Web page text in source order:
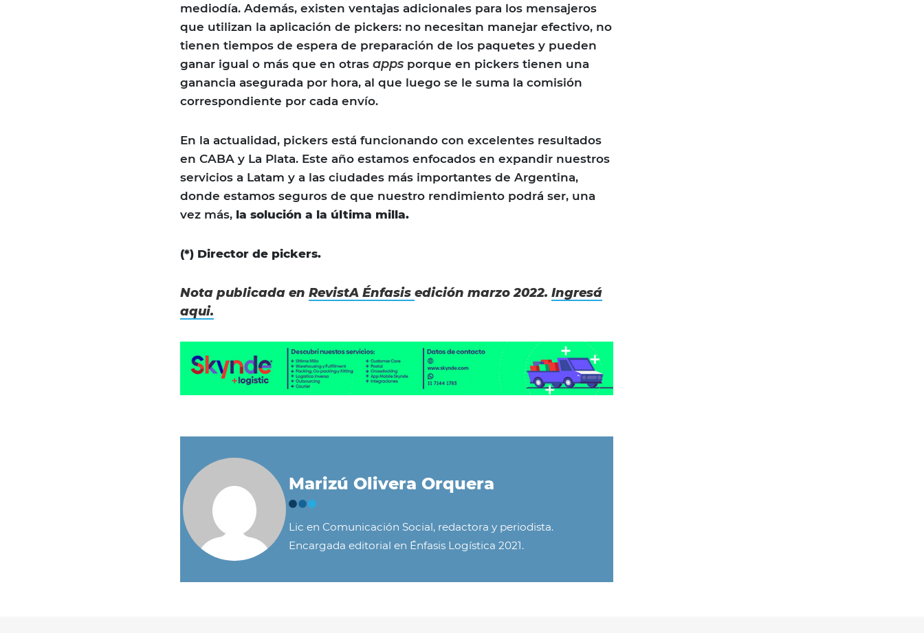
mediodía. Además, existen ventajas adicionales para los mensajeros
que utilizan la aplicación de pickers: no necesitan manejar efectivo, no
tienen tiempos de espera de preparación de los paquetes y pueden
ganar igual o más que en otras apps porque en pickers tienen una
ganancia asegurada por hora, al que luego se le suma la comisión
correspondiente por cada envío.
En la actualidad, pickers está funcionando con excelentes resultados
en CABA y La Plata. Este año estamos enfocados en expandir nuestros
servicios a Latam y a las ciudades más importantes de Argentina,
donde estamos seguros de que nuestro rendimiento podrá ser, una
vez más, la solución a la última milla.
(*) Director de pickers.
Nota publicada en RevistA Énfasis edición marzo 2022. Ingresá
aqui.
Marizú Olivera Orquera
Lic en Comunicación Social, redactora y periodista.
Encargada editorial en Énfasis Logística 2021.